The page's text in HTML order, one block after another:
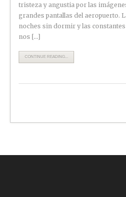
tristeza y angustia por las
grandes pantallas del aeropuerto.
noches sin dormir y las
nos […]
CONTINUE READING...